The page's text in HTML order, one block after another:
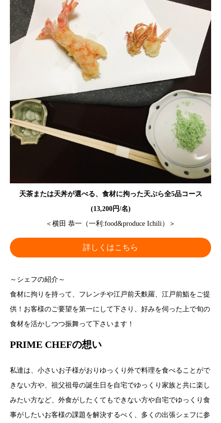
天茶または天丼が選べる、食材に拘った天ぷら全5品コース
(13,200円/名)
＜横田 恭一（一利:food&produce Ichili）＞
詳しくはこちら
～シェフの紹介～
食材に拘りを持って、フレンチや江戸前天麩羅、江戸前鮨をご提
供！お客様のご要望を第一にして下さり、好みを伺った上で旬の
食材を活かしつつ振舞って下さいます！
PRIME CHEFの想い
私達は、小さいお子様がおりゆっくり外で料理を食べることがで
きない方や、祖父祖母の誕生日を自宅でゆっくり家族と共に楽し
みたい方など、外食がしたくてもできない方や自宅でゆっくり食
事がしたいお客様の課題を解決するべく、多くの出張シェフに参